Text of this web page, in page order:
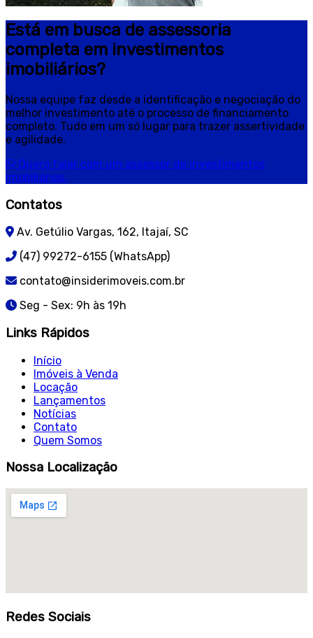
Está em busca de assessoria
completa em investimentos
imobiliários?
Nossa equipe faz desde a identificação e negociação do
melhor investimento até o processo de financiamento
completo. Tudo em um só lugar para trazer assertividade
e agilidade.
Quero falar com um assessor de investimentos
imobiliários.
Contatos
Av. Getúlio Vargas, 162, Itajaí, SC
(47) 99272-6155 (WhatsApp)
contato@insiderimoveis.com.br
Seg - Sex: 9h às 19h
Links Rápidos
Início
Imóveis à Venda
Locação
Lançamentos
Notícias
Contato
Quem Somos
Nossa Localização
Redes Sociais